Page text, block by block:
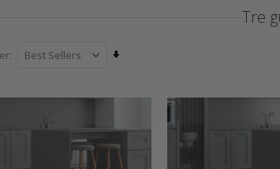
Tre